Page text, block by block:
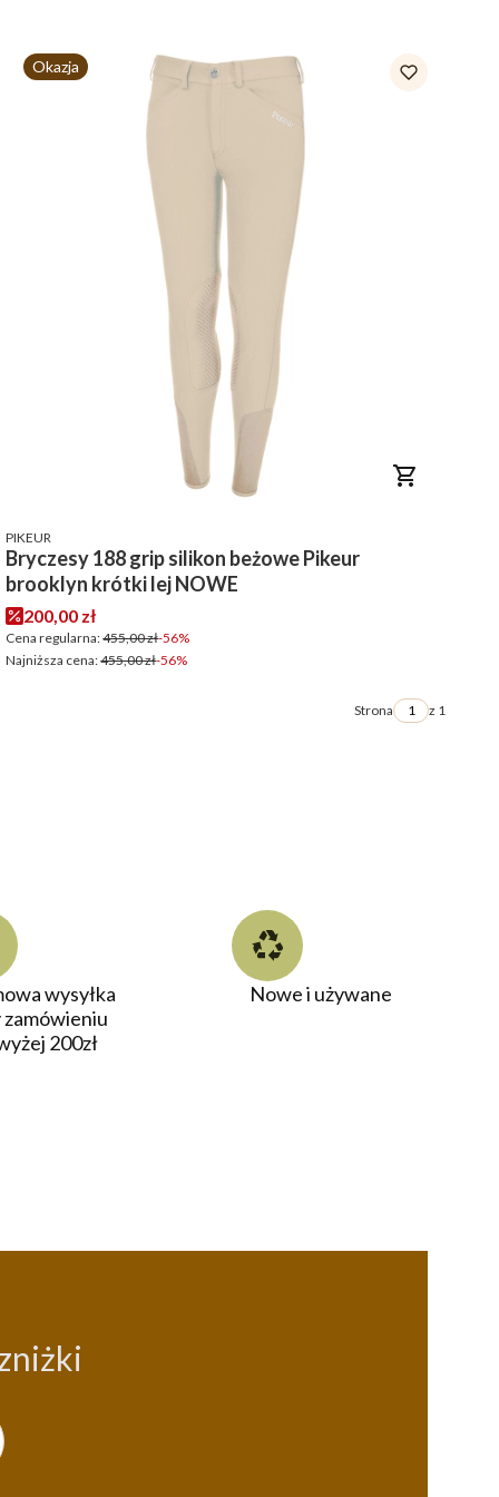
Okazja
PRODUCENT
PIKEUR
Bryczesy 188 grip silikon beżowe Pikeur
brooklyn krótki lej NOWE
Cena promocyjna
200,00 zł
Cena regularna:455,00 zł-56%
Najniższa cena:455,00 zł-56%
Strona z 1
wysyłka
zamówieniu
200zł
Nowe i używane